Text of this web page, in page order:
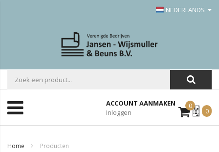
NEDERLANDS
ACCOUNT AANMAKEN
Inloggen
0Mijn
Offerte
0
Home Producten